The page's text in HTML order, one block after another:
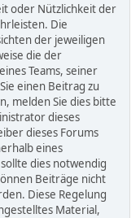
oder Nützlichkeit der
Die
der jeweiligen
die der
Teams, seiner
einen Beitrag zu
melden Sie dies bitte
dieses
dieses Forums
eines
dies notwendig
Beiträge nicht
Diese Regelung
Material,